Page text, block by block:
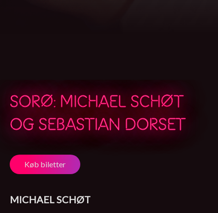
SORØ: MICHAEL SCHØT
OG SEBASTIAN DORSET
Køb biletter
MICHAEL SCHØT